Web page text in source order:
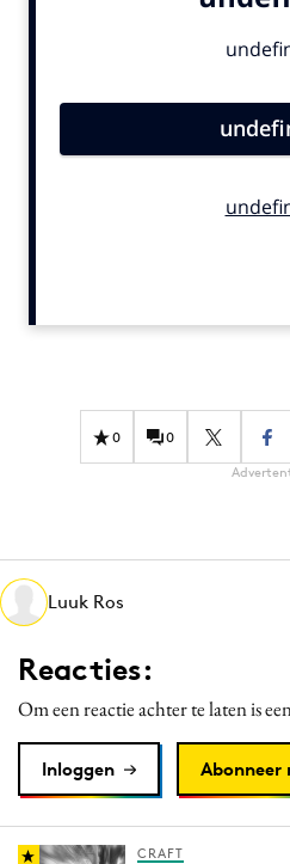
Gedragsverandering
Influencer marketing
Media
Merkstrategie
PR
Programmatic
Purpose Marketing
Reputatie & crisis
0 0
Luuk Ros
Reacties:
Om een reactie achter te laten is
Inloggen Abonneer
CRAFT